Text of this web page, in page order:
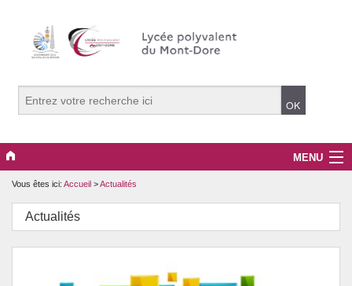
MENU
Le Lycée
Informations pratiques
Vous êtes ici: Accueil >Actualités
Actualités